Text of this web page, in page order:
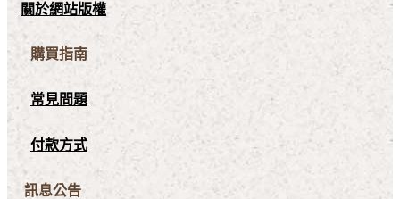
關於網站版權
購買指南
常見問題
付款方式
訊息公告